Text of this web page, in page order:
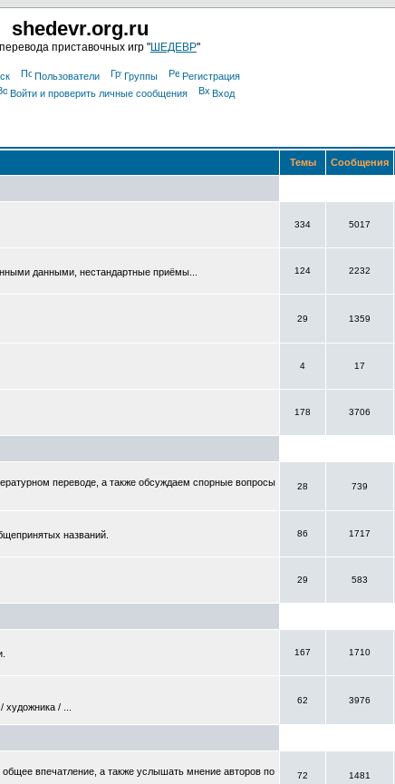
shedevr.org.ru
приставочных игр "ШЕДЕВР"
Пользователи Группы
Регистрация
Войти и проверить личные сообщения Вход
Темы Сообщения
334 5017
данными, нестандартные приёмы... 124 2232
29 1359
4 17
178 3706
переводе, а также обсуждаем спорные вопросы
28 739
названий. 86 1717
29 583
167 1710
/ ...
62 3976
общее впечатление, а также услышать мнение авторов по
72 1481